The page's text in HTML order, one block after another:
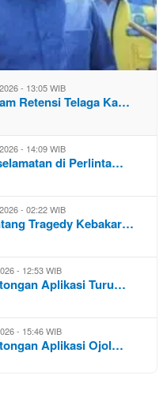
- 13:05 WIB
Retensi Telaga Ka…
- 14:09 WIB
di Perlinta…
- 02:22 WIB
Tragedy Kebakar…
- 12:53 WIB
Aplikasi Turu…
- 15:46 WIB
Aplikasi Ojol…